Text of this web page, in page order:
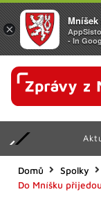
Domů
Spolky
Do Mníšku
×
AppSisto
- In